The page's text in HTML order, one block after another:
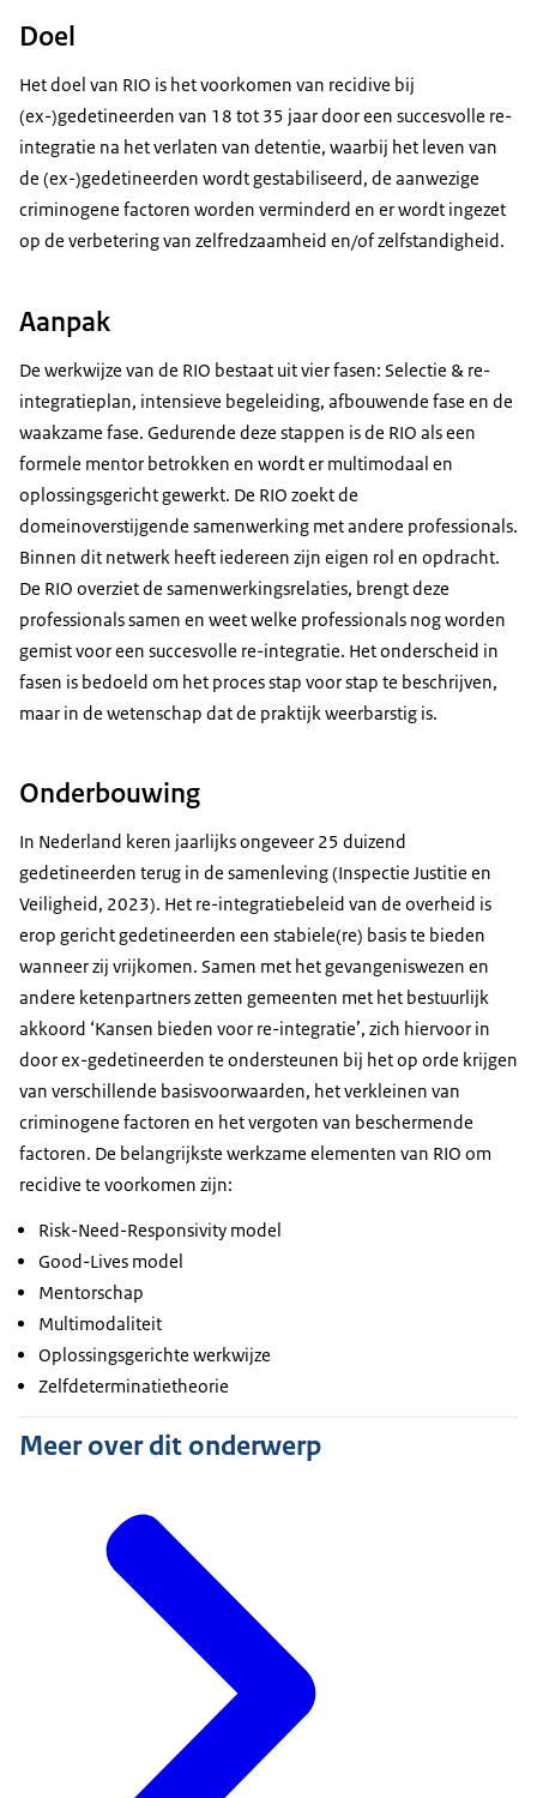
Doel
Het doel van RIO is het voorkomen van recidive bij
(ex-)gedetineerden van 18 tot 35 jaar door een succesvolle re-
integratie na het verlaten van detentie, waarbij het leven van
de (ex-)gedetineerden wordt gestabiliseerd, de aanwezige
criminogene factoren worden verminderd en er wordt ingezet
op de verbetering van zelfredzaamheid en/of zelfstandigheid.
Aanpak
De werkwijze van de RIO bestaat uit vier fasen: Selectie & re-
integratieplan, intensieve begeleiding, afbouwende fase en de
waakzame fase. Gedurende deze stappen is de RIO als een
formele mentor betrokken en wordt er multimodaal en
oplossingsgericht gewerkt. De RIO zoekt de
domeinoverstijgende samenwerking met andere professionals.
Binnen dit netwerk heeft iedereen zijn eigen rol en opdracht.
De RIO overziet de samenwerkingsrelaties, brengt deze
professionals samen en weet welke professionals nog worden
gemist voor een succesvolle re-integratie. Het onderscheid in
fasen is bedoeld om het proces stap voor stap te beschrijven,
maar in de wetenschap dat de praktijk weerbarstig is.
Onderbouwing
In Nederland keren jaarlijks ongeveer 25 duizend
gedetineerden terug in de samenleving (Inspectie Justitie en
Veiligheid, 2023). Het re-integratiebeleid van de overheid is
erop gericht gedetineerden een stabiele(re) basis te bieden
wanneer zij vrijkomen. Samen met het gevangeniswezen en
andere ketenpartners zetten gemeenten met het bestuurlijk
akkoord ‘Kansen bieden voor re-integratie’, zich hiervoor in
door ex-gedetineerden te ondersteunen bij het op orde krijgen
van verschillende basisvoorwaarden, het verkleinen van
criminogene factoren en het vergoten van beschermende
factoren. De belangrijkste werkzame elementen van RIO om
recidive te voorkomen zijn:
Risk-Need-Responsivity model
Good-Lives model
Mentorschap
Multimodaliteit
Oplossingsgerichte werkwijze
Zelfdeterminatietheorie
Meer over dit onderwerp